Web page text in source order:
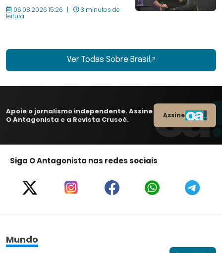
06.08.2026 15:26 3 minutos de
leitura
Ver Todas Sobre Brasil
Apoie o jornalismo independente. Assine
O Antagonista e a Revista Crusoé.
Assine
Siga O Antagonista nas redes sociais
Mundo